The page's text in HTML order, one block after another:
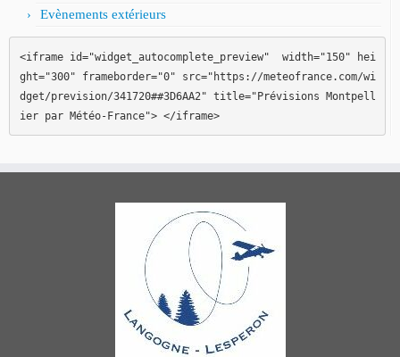
Evènements extérieurs
<iframe id="widget_autocomplete_preview"  width="150" hei
ght="300" frameborder="0" src="https://meteofrance.com/wi
dget/prevision/341720##3D6AA2" title="Prévisions Montpell
ier par Météo-France"> </iframe>